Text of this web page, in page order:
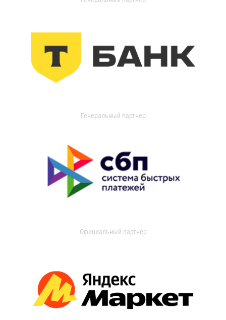
Генеральный партнер
Официальный партнер